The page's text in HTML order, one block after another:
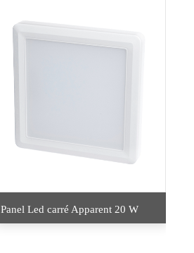
Panel Led carré Apparent 20 W